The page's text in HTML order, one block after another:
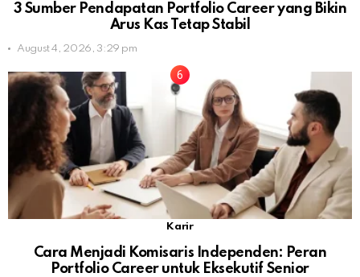
3 Sumber Pendapatan Portfolio Career yang Bikin
Arus Kas Tetap Stabil
August 4, 2026, 3:29 pm
Karir
Cara Menjadi Komisaris Independen: Peran
Portfolio Career untuk Eksekutif Senior